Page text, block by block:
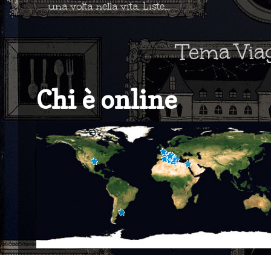
una volta nella vita. Liste...
Tema
Chi è online